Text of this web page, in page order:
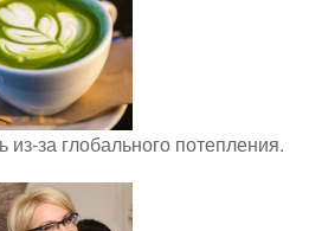
из-за глобального потепления.